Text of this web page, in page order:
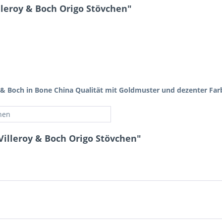
& Boch Origo Stövchen"
Boch in Bone China Qualität mit Goldmuster und dezenter
& Boch Origo Stövchen"